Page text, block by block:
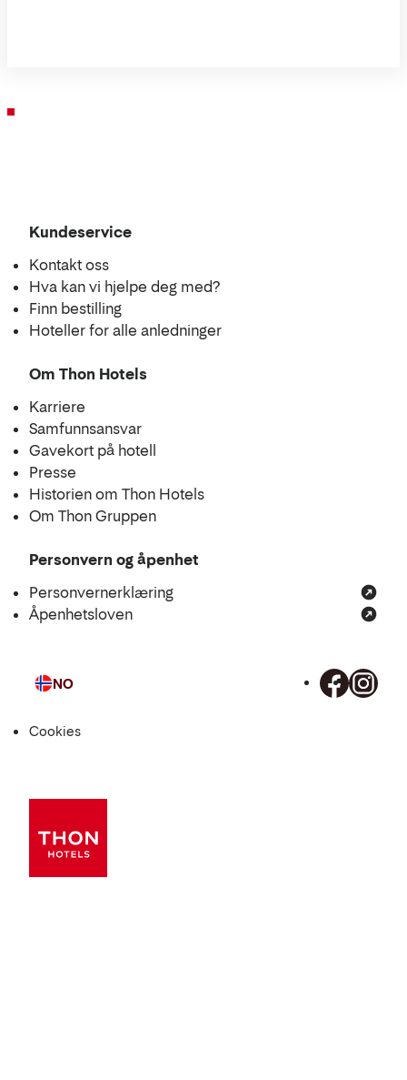
Kundeservice
Kontakt oss
Hva kan vi hjelpe deg med?
Finn bestilling
Hoteller for alle anledninger
Om Thon Hotels
Karriere
Samfunnsansvar
Gavekort på hotell
Presse
Historien om Thon Hotels
Om Thon Gruppen
Personvern og åpenhet
Personvernerklæring
Åpenhetsloven
Språk
NO
Cookies